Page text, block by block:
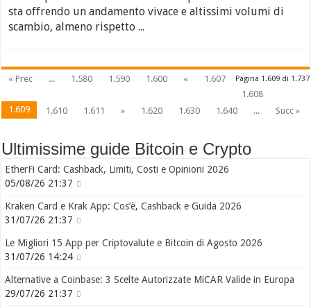
sta offrendo un andamento vivace e altissimi volumi di
scambio, almeno rispetto ...
Pagina 1.609 di 1.737
« Prec ... 1.580 1.590 1.600 «
1.607
1.608
1.609
1.610 1.611 » 1.620 1.630 1.640 ... Succ »
Ultimissime guide Bitcoin e Crypto
EtherFi Card: Cashback, Limiti, Costi e Opinioni 2026
05/08/26 21:37
Kraken Card e Krak App: Cos’è, Cashback e Guida 2026
31/07/26 21:37
Le Migliori 15 App per Criptovalute e Bitcoin di Agosto 2026
31/07/26 14:24
Alternative a Coinbase: 3 Scelte Autorizzate MiCAR Valide in Europa
29/07/26 21:37